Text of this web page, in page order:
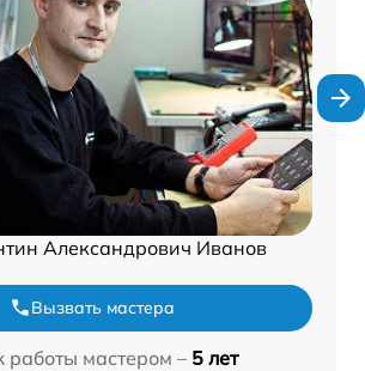
Александрович Иванов
Вызвать мастера
работы мастером – 5 лет